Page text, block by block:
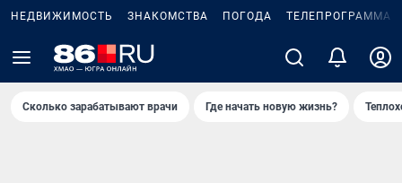
НЕДВИЖИМОСТЬ ЗНАКОМСТВА ПОГОДА ТЕЛЕПРОГРАММА
Сколько зарабатывают врачи Где начать новую жизнь?